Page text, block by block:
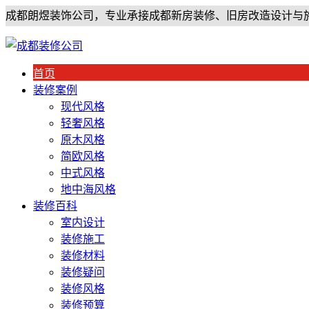
成都朗煜装饰公司，专业承接成都新房装修、旧房改造设计与
首页
装修案例
现代风格
轻奢风格
原木风格
简欧风格
中式风格
地中海风格
装修百科
室内设计
装修施工
装修材料
装修疑问
装修风格
装修预算